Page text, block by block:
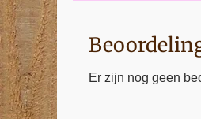
Er zijn nog geen